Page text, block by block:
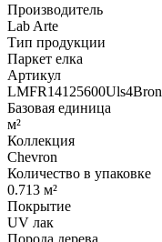
Производитель
Lab Arte
Тип продукции
Паркет елка
Артикул
LMFR14125600Uls4Bron
Базовая единица
м²
Коллекция
Chevron
Количество в упаковке
0.713 м²
Покрытие
UV лак
Порода дерева